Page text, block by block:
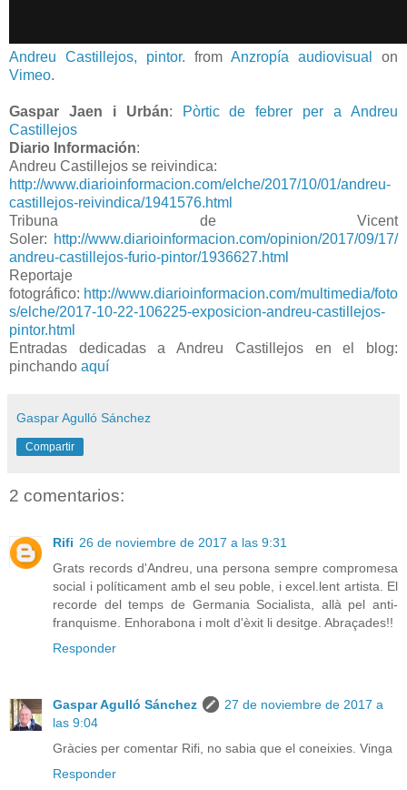
Andreu Castillejos, pintor. from Anzropía audiovisual
on
Vimeo.
Gaspar Jaen i Urbán: Pòrtic de febrer per a Andreu
Castillejos
Diario Información:
Andreu Castillejos se reivindica:
http://www.diarioinformacion.com/elche/2017/10/01/andreu-
castillejos-reivindica/1941576.html
Tribuna de Vicent
Soler: http://www.diarioinformacion.com/opinion/2017/09/17/
andreu-castillejos-furio-pintor/1936627.html
Reportaje
fotográfico: http://www.diarioinformacion.com/multimedia/foto
s/elche/2017-10-22-106225-exposicion-andreu-castillejos-
pintor.html
Entradas dedicadas a Andreu Castillejos en el blog:
pinchando aquí
Gaspar Agulló Sánchez
Compartir
2 comentarios:
Rifi 26 de noviembre de 2017 a las 9:31
Grats records d'Andreu, una persona sempre compromesa
social i políticament amb el seu poble, i excel.lent artista. El
recorde del temps de Germania Socialista, allà pel anti-
franquisme. Enhorabona i molt d'èxit li desitge. Abraçades!!
Responder
Gaspar Agulló Sánchez
27 de noviembre de 2017 a
las 9:04
Gràcies per comentar Rifi, no sabia que el coneixies. Vinga
Responder